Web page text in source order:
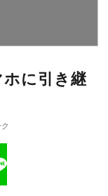
に引き継